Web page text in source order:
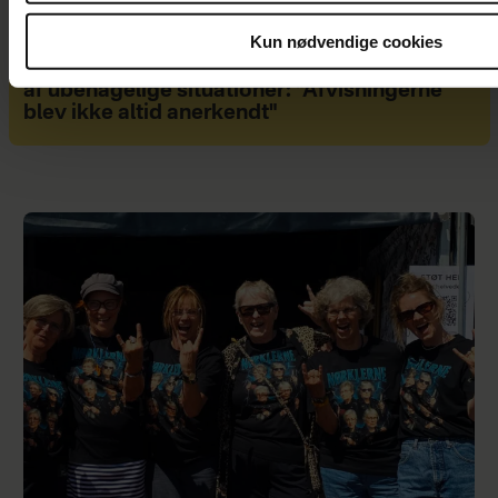
Kun nødvendige cookies
Som ung lærte Zelma Lewerissa at komme ud
af ubehagelige situationer: "Afvisningerne
blev ikke altid anerkendt"